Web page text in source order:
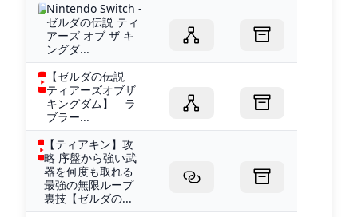
Nintendo Switch -
ゼルダの伝説 ティ
アーズ オブ ザ キ
ングダ...
【ゼルダの伝説
ティアーズオブザ
キングダム】 ラ
ブラー...
【ティアキン】攻
略 序盤から強い武
器を何度も取れる
最強の無限ループ
裏技【ゼルダの...